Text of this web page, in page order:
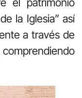
la Iglesia” así
a través de